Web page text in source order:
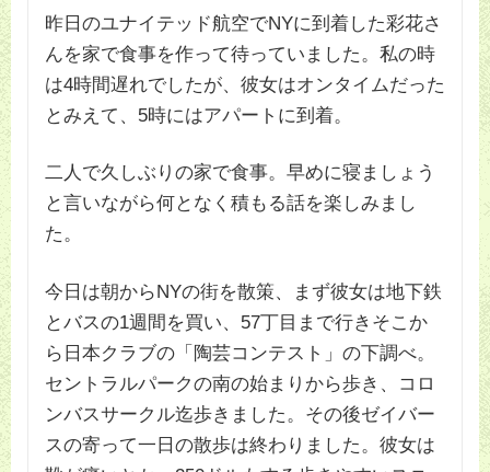
昨日のユナイテッド航空でNYに到着した彩花さ
んを家で食事を作って待っていました。私の時
は4時間遅れでしたが、彼女はオンタイムだった
とみえて、5時にはアパートに到着。
二人で久しぶりの家で食事。早めに寝ましょう
と言いながら何となく積もる話を楽しみまし
た。
今日は朝からNYの街を散策、まず彼女は地下鉄
とバスの1週間を買い、57丁目まで行きそこか
ら日本クラブの「陶芸コンテスト」の下調べ。
セントラルパークの南の始まりから歩き、コロ
ンバスサークル迄歩きました。その後ゼイバー
スの寄って一日の散歩は終わりました。彼女は